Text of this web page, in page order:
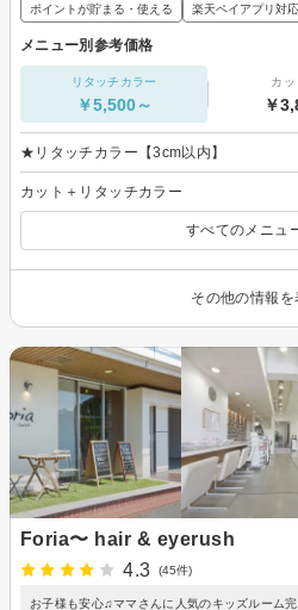
ポイントが貯まる・使える 楽天ペイアプリ対応
メニュー別参考価格
リタッチカラー
￥5,500～
カッ
￥
★リタッチカラー【3cm以内】
カット＋リタッチカラー
すべてのメニュ
その他の情報を
Foria〜 hair & eyerush
4.3
(45件)
お子様も安心♫ママさんに人気のキッズルーム